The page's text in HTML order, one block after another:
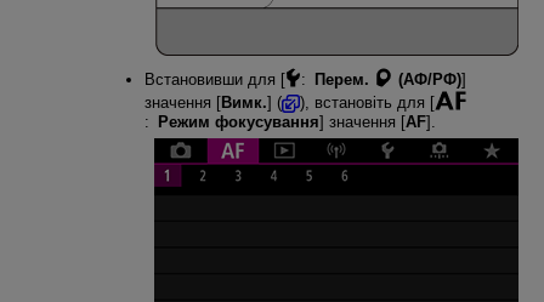
Встановивши для [ : Перем. (АФ/РФ)]
значення [Вимк.] (
), встановіть для [
:
Режим фокусування] значення [AF].